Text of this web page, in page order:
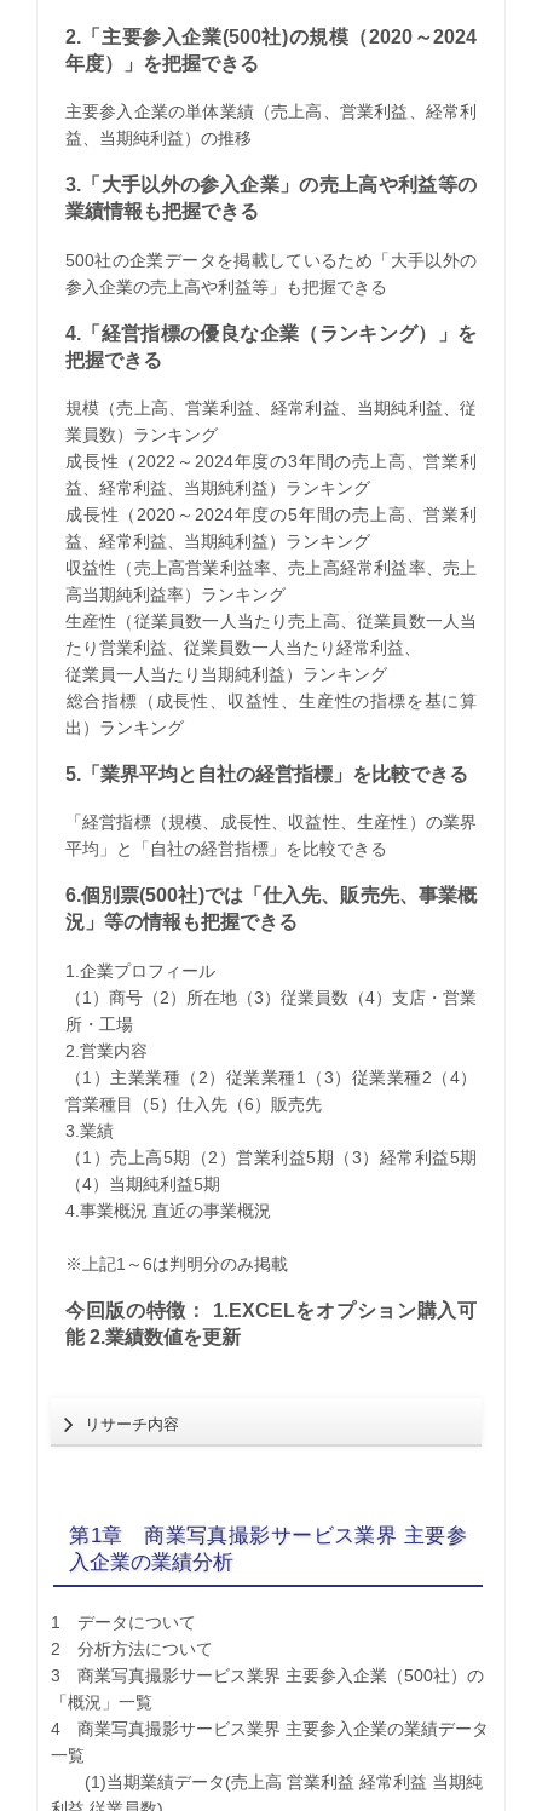
2.「主要参入企業(500社)の規模（2020～2024
年度）」を把握できる
主要参入企業の単体業績（売上高、営業利益、経常利
益、当期純利益）の推移
3.「大手以外の参入企業」の売上高や利益等の
業績情報も把握できる
500社の企業データを掲載しているため「大手以外の
参入企業の売上高や利益等」も把握できる
4.「経営指標の優良な企業（ランキング）」を
把握できる
規模（売上高、営業利益、経常利益、当期純利益、従
業員数）ランキング
成長性（2022～2024年度の3年間の売上高、営業利
益、経常利益、当期純利益）ランキング
成長性（2020～2024年度の5年間の売上高、営業利
益、経常利益、当期純利益）ランキング
収益性（売上高営業利益率、売上高経常利益率、売上
高当期純利益率）ランキング
生産性（従業員数一人当たり売上高、従業員数一人当
たり営業利益、従業員数一人当たり経常利益、
従業員一人当たり当期純利益）ランキング
​総合指標（成長性、収益性、生産性の指標を基に算
出）ランキング
5.「業界平均と自社の経営指標」を比較できる
「経営指標（規模、成長性、収益性、生産性）の業界
平均」と「自社の経営指標」を比較できる
6.個別票(500社)では「仕入先、販売先、事業概
況」等の情報も把握できる
1.企業プロフィール
（1）商号（2）所在地（3）従業員数（4）支店・営業
所・工場
2.営業内容
（1）主業業種（2）従業業種1（3）従業業種2（4）
営業種目（5）仕入先（6）販売先
3.業績
（1）売上高5期（2）営業利益5期（3）経常利益5期
（4）当期純利益5期
4.事業概況 直近の事業概況
※上記1～6は判明分のみ掲載
今回版の特徴： 1.EXCELをオプション購入可
能 2.業績数値を更新
リサーチ内容
第1章 商業写真撮影サービス業界 主要参
入企業の業績分析
1 データについて
2 分析方法について
3 商業写真撮影サービス業界 主要参入企業（500社）の
「概況」一覧
4 商業写真撮影サービス業界 主要参入企業の業績データ
一覧
(1)当期業績データ(売上高 営業利益 経常利益 当期純